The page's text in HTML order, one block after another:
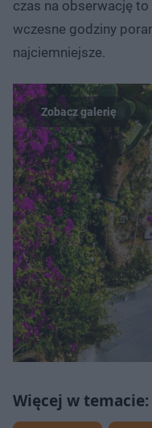
czas na obserwację
wczesne godziny
najciemniejsze.